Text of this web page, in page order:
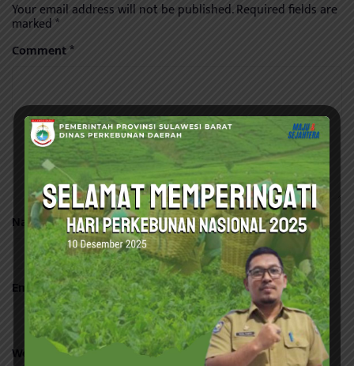
Your email address will not be published.Required fields are
marked*
Comment*
Name*
Email*
Website